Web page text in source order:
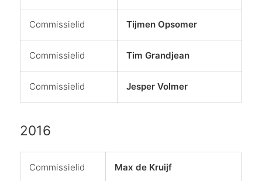
Commissielid Tijmen Opsomer
Commissielid Tim Grandjean
Commissielid Jesper Volmer
2016
Commissielid Max de Kruijf